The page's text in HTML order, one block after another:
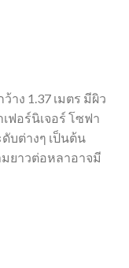
าง 1.37 เมตร มีผิว
ฟอร์นิเจอร์ โซฟา
ดับต่างๆ เป็นต้น
ยาวต่อหลาอาจมี